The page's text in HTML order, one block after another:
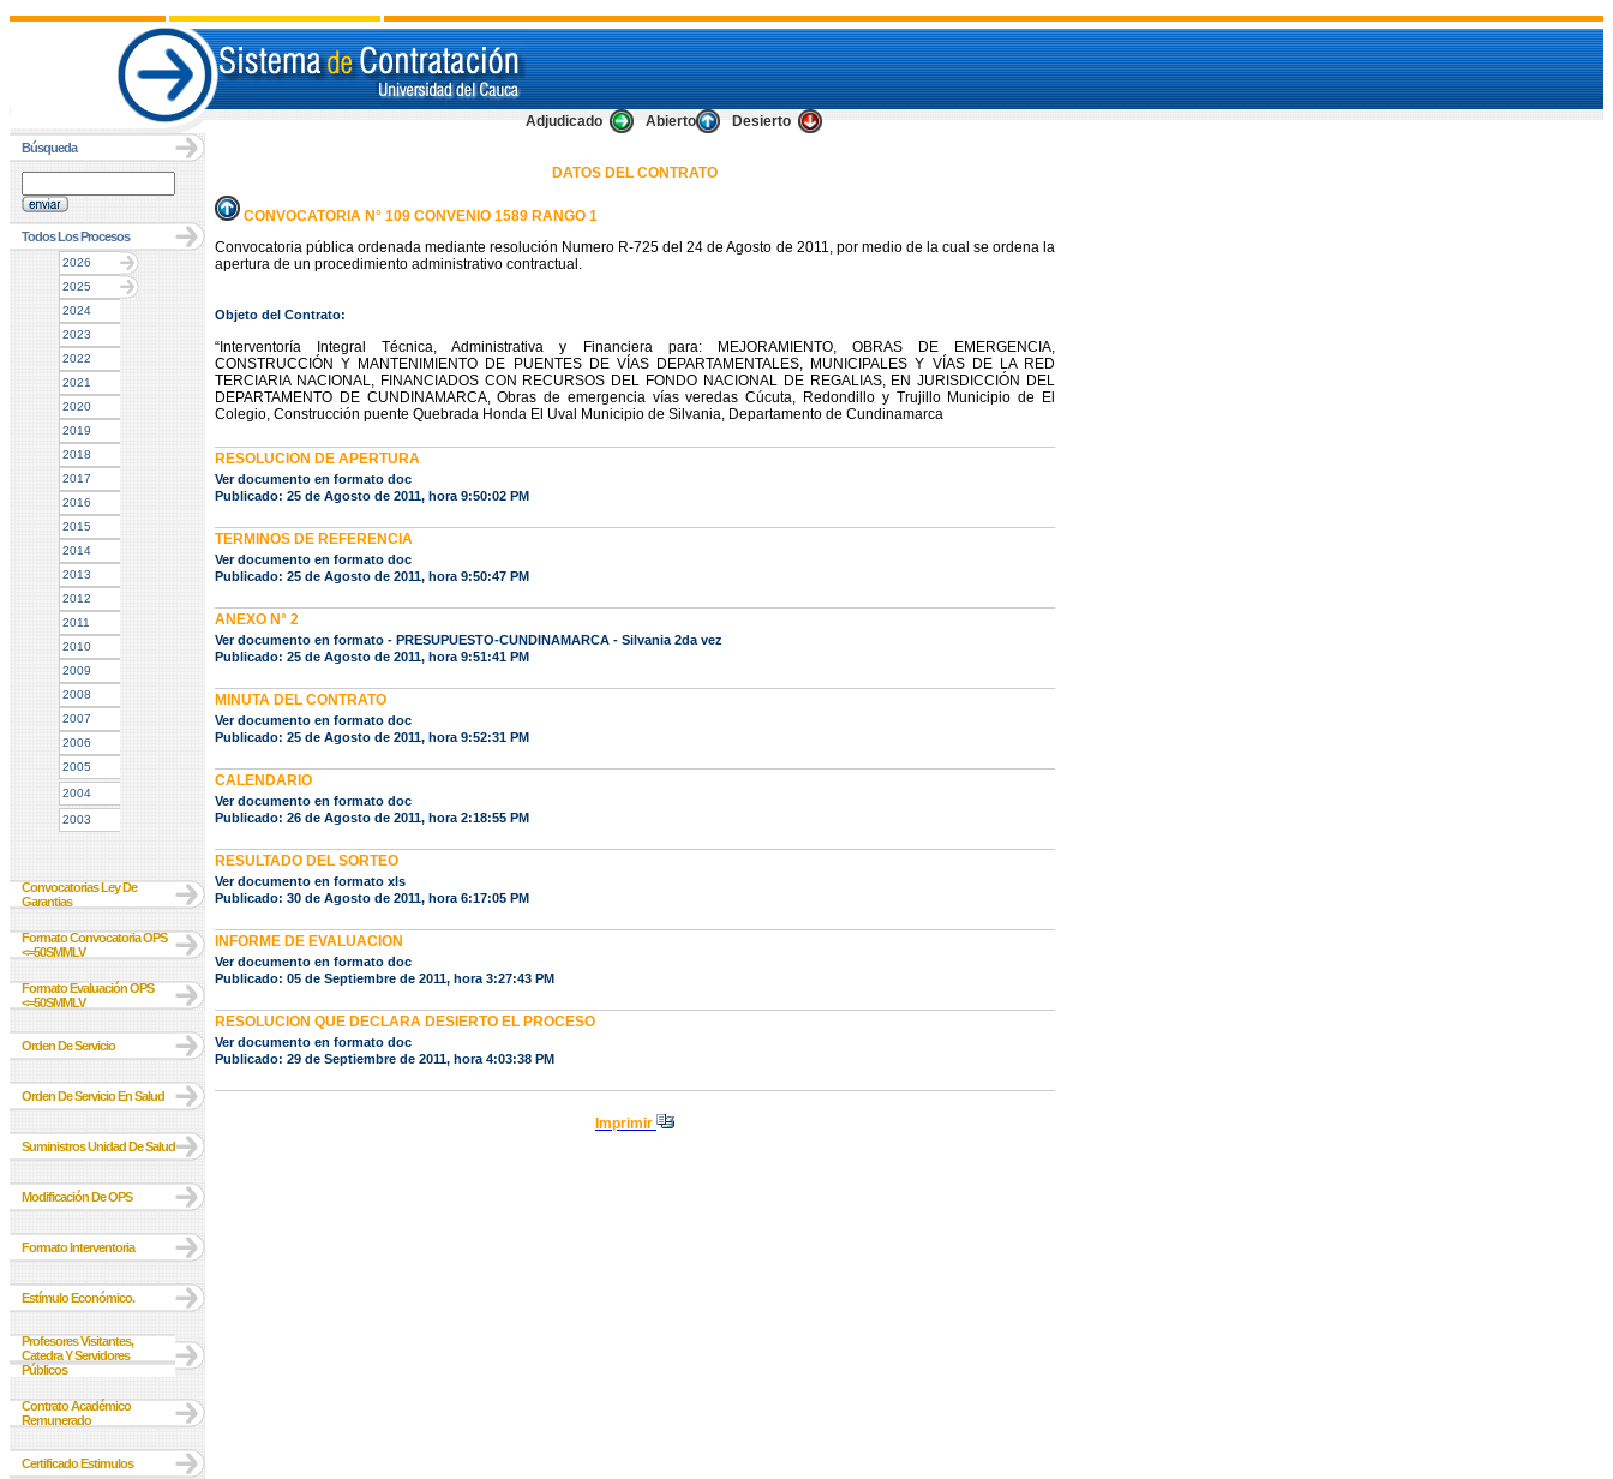
Adjudicado Abierto Desierto
Búsqueda
Todos Los Procesos
2026
2025
2024
2023
2022
2021
2020
2019
2018
2017
2016
2015
2014
2013
2012
2011
2010
2009
2008
2007
2006
2005
2004
2003
Convocatorias Ley De
Garantias
Formato Convocatoria OPS
<=50SMMLV
Formato Evaluación OPS
<=50SMMLV
Orden De Servicio
Orden De Servicio En Salud
Suministros Unidad De Salud
Modificación De OPS
Formato Interventoria
Estímulo Económico.
Profesores Visitantes,
Catedra Y Servidores
Públicos
Contrato Académico
Remunerado
Certificado Estimulos
DATOS DEL CONTRATO
CONVOCATORIA N° 109 CONVENIO 1589 RANGO 1
Convocatoria pública ordenada mediante resolución Numero R-725 del 24 de Agosto de 2011, por medio de la cual se ordena la
apertura de un procedimiento administrativo contractual.
Objeto del Contrato:
“Interventoría Integral Técnica, Administrativa y Financiera para: MEJORAMIENTO, OBRAS DE EMERGENCIA,
CONSTRUCCIÓN Y MANTENIMIENTO DE PUENTES DE VÍAS DEPARTAMENTALES, MUNICIPALES Y VÍAS DE LA RED
TERCIARIA NACIONAL, FINANCIADOS CON RECURSOS DEL FONDO NACIONAL DE REGALIAS, EN JURISDICCIÓN DEL
DEPARTAMENTO DE CUNDINAMARCA, Obras de emergencia vías veredas Cúcuta, Redondillo y Trujillo Municipio de El
Colegio, Construcción puente Quebrada Honda El Uval Municipio de Silvania, Departamento de Cundinamarca
RESOLUCION DE APERTURA
Ver documento en formato doc
Publicado: 25 de Agosto de 2011, hora 9:50:02 PM
TERMINOS DE REFERENCIA
Ver documento en formato doc
Publicado: 25 de Agosto de 2011, hora 9:50:47 PM
ANEXO N° 2
Ver documento en formato - PRESUPUESTO-CUNDINAMARCA - Silvania 2da vez
Publicado: 25 de Agosto de 2011, hora 9:51:41 PM
MINUTA DEL CONTRATO
Ver documento en formato doc
Publicado: 25 de Agosto de 2011, hora 9:52:31 PM
CALENDARIO
Ver documento en formato doc
Publicado: 26 de Agosto de 2011, hora 2:18:55 PM
RESULTADO DEL SORTEO
Ver documento en formato xls
Publicado: 30 de Agosto de 2011, hora 6:17:05 PM
INFORME DE EVALUACION
Ver documento en formato doc
Publicado: 05 de Septiembre de 2011, hora 3:27:43 PM
RESOLUCION QUE DECLARA DESIERTO EL PROCESO
Ver documento en formato doc
Publicado: 29 de Septiembre de 2011, hora 4:03:38 PM
Imprimir